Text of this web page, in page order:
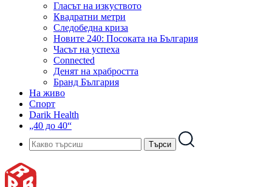
Гласът на изкуството
Квадратни метри
Следобедна криза
Новите 240: Посоката на България
Часът на успеха
Connected
Денят на храбростта
Бранд България
На живо
Спорт
Darik Health
„40 до 40“